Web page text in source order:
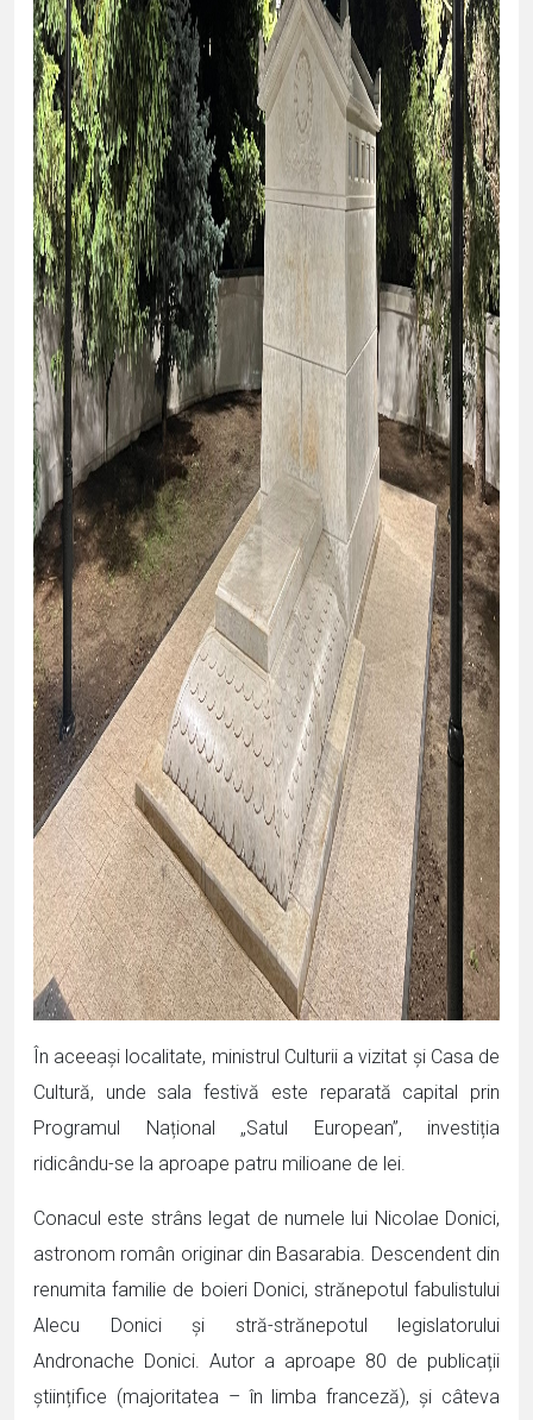
În aceeași localitate, ministrul Culturii a vizitat și Casa de
Cultură, unde sala festivă este reparată capital prin
Programul Național „Satul European”, investiția
ridicându-se la aproape patru milioane de lei.
Conacul este strâns legat de numele lui Nicolae Donici,
astronom român originar din Basarabia. Descendent din
renumita familie de boieri Donici, strănepotul fabulistului
Alecu Donici și stră-strănepotul legislatorului
Andronache Donici. Autor a aproape 80 de publicații
științifice (majoritatea – în limba franceză), și câteva